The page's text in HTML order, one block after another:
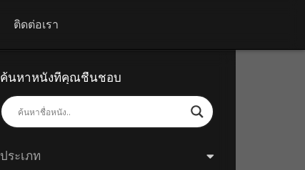
ติดต่อเรา
ค้นหาหนังที่คุณชื่นชอบ
ประเภท